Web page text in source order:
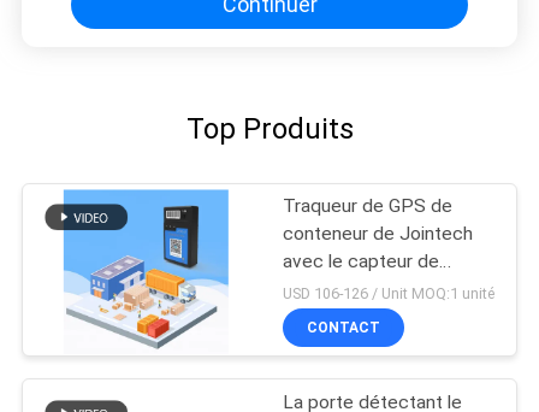
Top Produits
Traqueur de GPS de
conteneur de Jointech
avec le capteur de
température pour la
chaîne du froid logistique
USD 106-126 / Unit MOQ:1 unité
CONTACT
La porte détectant le